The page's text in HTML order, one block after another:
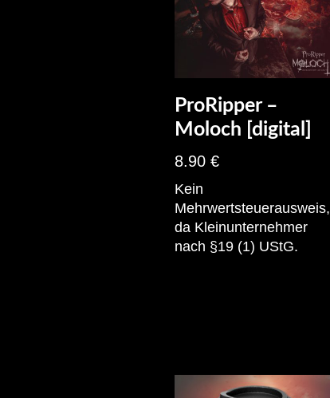
ProRipper –
Moloch [digital]
8.90 €
Kein
Mehrwertsteuerausweis,
da Kleinunternehmer
nach §19 (1) UStG.